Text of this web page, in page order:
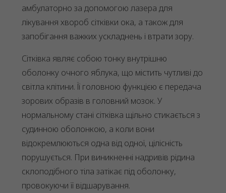
амбулаторно за допомогою лазера для
лікування хвороб сітківки ока, а також для
запобігання важких ускладнень і втрати зору.
Сітківка являє собою тонку внутрішню
оболонку очного яблука, що містить чутливі до
світла клітини. Її головною функцією є передача
зорових образів в головний мозок. У
нормальному стані сітківка щільно стикається з
судинною оболонкою, а коли вони
відокремлюються одна від одної, цілісність
порушується. При виникненні надривів рідина
склоподібного тіла затікає під оболонку,
провокуючи її відшарування.